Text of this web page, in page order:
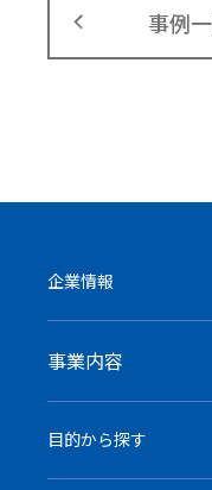
事例
企業情報
事業内容
目的から探す